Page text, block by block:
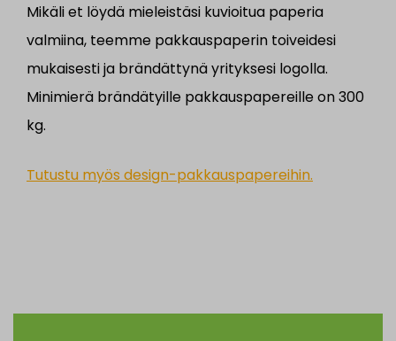
Mikäli et löydä mieleistäsi kuvioitua paperia
valmiina, teemme pakkauspaperin toiveidesi
mukaisesti ja brändättynä yrityksesi logolla.
Minimierä brändätyille pakkauspapereille on 300
kg.
Tutustu myös design-pakkauspapereihin.